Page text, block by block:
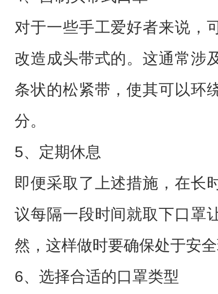
对于一些手工爱好者来说，
改造成头带式的。这通常涉
条状的松紧带，使其可以环
分。
5、定期休息
即便采取了上述措施，在长
议每隔一段时间就取下口罩
然，这样做时要确保处于安
6、选择合适的口罩类型